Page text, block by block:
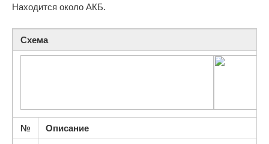
Находится около АКБ.
Схема
№ Описание